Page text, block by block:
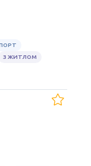
З ЖИТЛОМ